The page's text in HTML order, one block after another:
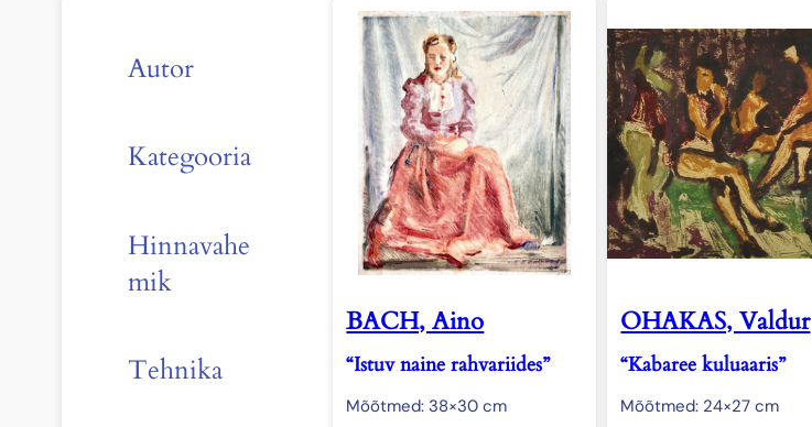
Autor
Kategooria
Hinnavahe
mik
Tehnika
BACH, Aino
“Istuv naine rahvariides”
Mõõtmed: 38×30 cm
OHAKAS, Valdur
“Kabaree kuluaaris”
Mõõtmed: 24×27 cm